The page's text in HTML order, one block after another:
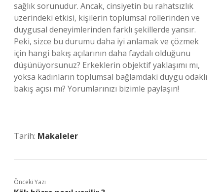
sağlık sorunudur. Ancak, cinsiyetin bu rahatsızlık
üzerindeki etkisi, kişilerin toplumsal rollerinden ve
duygusal deneyimlerinden farklı şekillerde yansır.
Peki, sizce bu durumu daha iyi anlamak ve çözmek
için hangi bakış açılarının daha faydalı olduğunu
düşünüyorsunuz? Erkeklerin objektif yaklaşımı mı,
yoksa kadınların toplumsal bağlamdaki duygu odaklı
bakış açısı mı? Yorumlarınızı bizimle paylaşın!
Tarih: Makaleler
Önceki Yazı